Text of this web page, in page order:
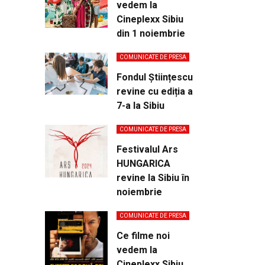
vedem la
Cineplexx Sibiu
din 1 noiembrie
COMUNICATE DE PRESA
Fondul Științescu
revine cu ediția a
7-a la Sibiu
COMUNICATE DE PRESA
Festivalul Ars
HUNGARICA
revine la Sibiu în
noiembrie
COMUNICATE DE PRESA
Ce filme noi
vedem la